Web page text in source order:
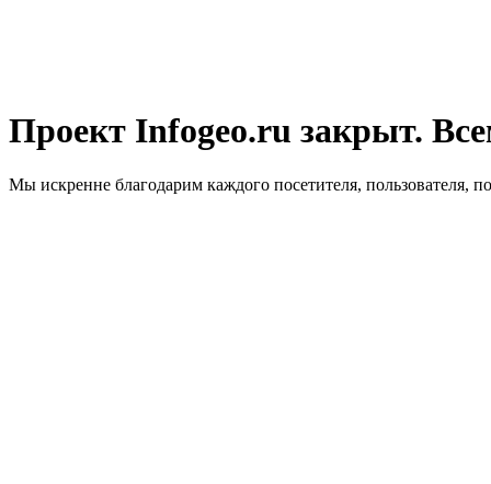
Проект Infogeo.ru закрыт.
Мы искренне благодарим каждого посетителя, пользователя,